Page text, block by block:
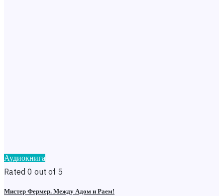
Аудиокнига
Rated 0 out of 5
Мистер Фермер. Между Адом и Раем!